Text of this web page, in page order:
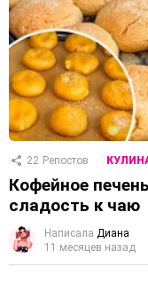
22 Репостов
Кофейное
сладость к чаю
Написала Диана
11 месяцев назад